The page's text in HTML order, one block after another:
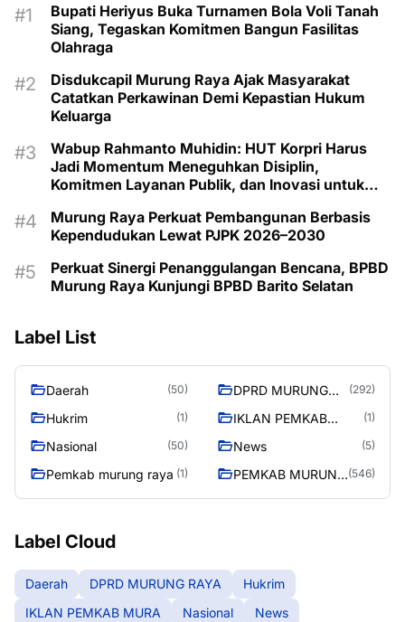
Bupati Heriyus Buka Turnamen Bola Voli Tanah
Siang, Tegaskan Komitmen Bangun Fasilitas
Olahraga
Disdukcapil Murung Raya Ajak Masyarakat
Catatkan Perkawinan Demi Kepastian Hukum
Keluarga
Wabup Rahmanto Muhidin: HUT Korpri Harus
Jadi Momentum Meneguhkan Disiplin,
Komitmen Layanan Publik, dan Inovasi untuk
Murung Raya Perkuat Pembangunan Berbasis
Kependudukan Lewat PJPK 2026–2030
Perkuat Sinergi Penanggulangan Bencana, BPBD
Murung Raya Kunjungi BPBD Barito Selatan
Label List
Daerah (50)
DPRD MURUNG
(292)
Hukrim (1)
IKLAN PEMKAB
(1)
Nasional (50) News (5)
Pemkab murung raya (1)
PEMKAB MURUNG (546)
Label Cloud
Daerah DPRD MURUNG RAYA
Hukrim
IKLAN PEMKAB MURA
Nasional
News